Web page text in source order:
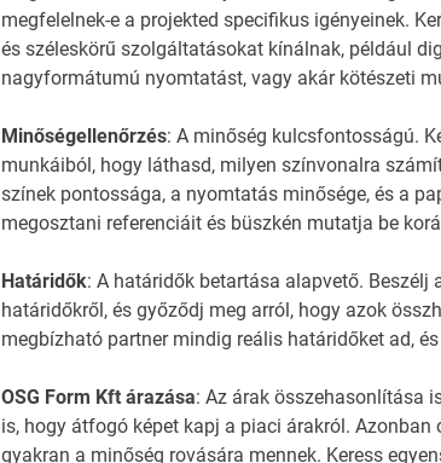
megfelelnek-e a projekted specifikus igényeinek.
és széleskörű szolgáltatásokat kínálnak, például
nagyformátumú nyomtatást, vagy akár kötészeti
Minőségellenőrzés: A minőség kulcsfontosságú.
munkáiból, hogy láthasd, milyen színvonalra
színek pontossága, a nyomtatás minősége, és a
megosztani referenciáit és büszkén mutatja be
Határidők: A határidők betartása alapvető. Beszélj
határidőkről, és győződj meg arról, hogy azok
megbízható partner mindig reális határidőket ad,
OSG Form Kft árazása: Az árak összehasonlítása
is, hogy átfogó képet kapj a piaci árakról.
gyakran a minőség rovására mennek. Keress